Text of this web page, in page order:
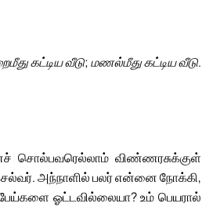
கட்டிய வீடு; மணல்மீது கட்டிய வீடு.
சொல்பவரெல்லாம் விண்ணரசுக்குள்
அந்நாளில் பலர் என்னை நோக்கி,
ஓட்டவில்லையா? உம் பெயரால்